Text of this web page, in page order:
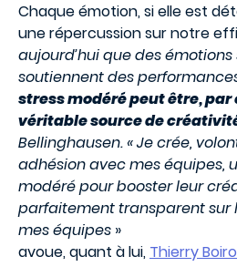
Chaque émotion, si elle est
une répercussion sur notre
aujourd’hui que des
soutiennent des
stress modéré peut être, par
véritable source de
Bellinghausen. « Je crée,
adhésion avec mes équipes,
modéré pour booster leur
parfaitement transparent sur
mes équipes »
avoue, quant à lui, Thierry